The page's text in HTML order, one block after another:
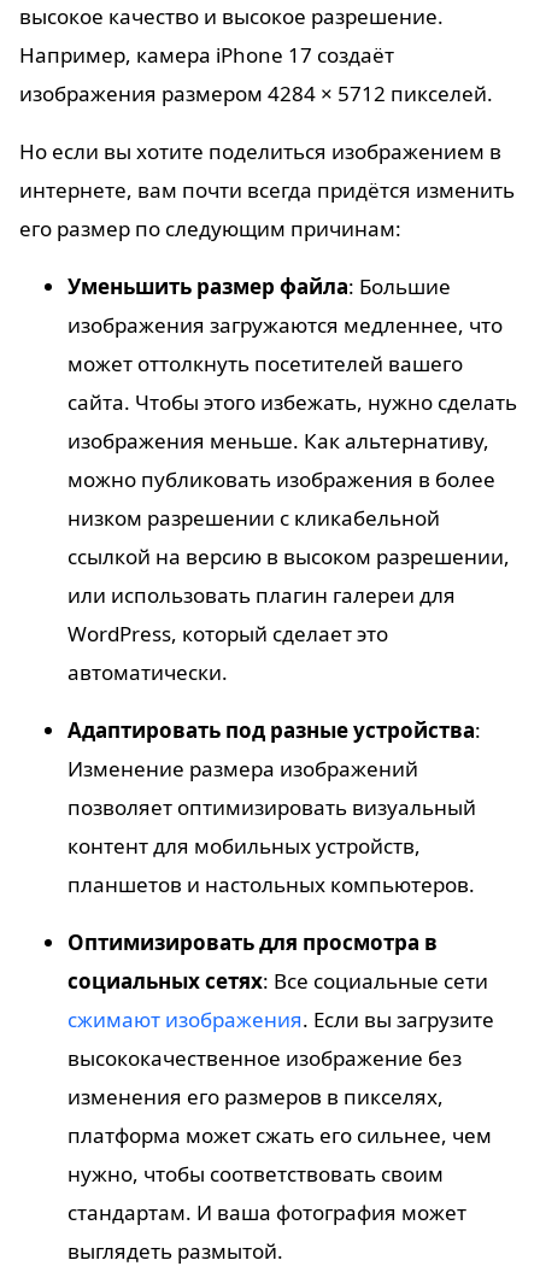
высокое качество и высокое разрешение.
Например, камера iPhone 17 создаёт
изображения размером 4284 × 5712 пикселей.
Но если вы хотите поделиться изображением в
интернете, вам почти всегда придётся изменить
его размер по следующим причинам:
Уменьшить размер файла: Большие
изображения загружаются медленнее, что
может оттолкнуть посетителей вашего
сайта. Чтобы этого избежать, нужно сделать
изображения меньше. Как альтернативу,
можно публиковать изображения в более
низком разрешении с кликабельной
ссылкой на версию в высоком разрешении,
или использовать плагин галереи для
WordPress, который сделает это
автоматически.
Адаптировать под разные устройства:
Изменение размера изображений
позволяет оптимизировать визуальный
контент для мобильных устройств,
планшетов и настольных компьютеров.
Оптимизировать для просмотра в
социальных сетях: Все социальные сети
сжимают изображения. Если вы загрузите
высококачественное изображение без
изменения его размеров в пикселях,
платформа может сжать его сильнее, чем
нужно, чтобы соответствовать своим
стандартам. И ваша фотография может
выглядеть размытой.